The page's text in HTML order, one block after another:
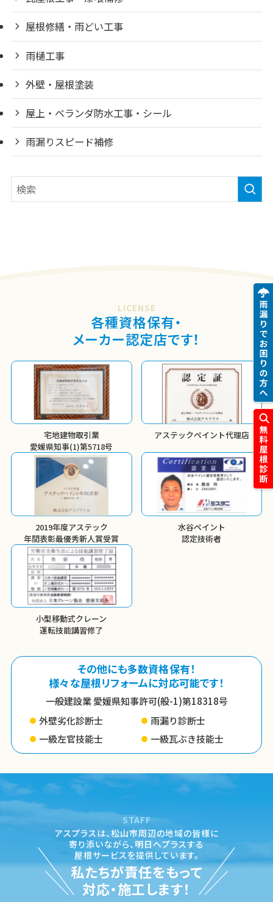
屋根修繕・雨どい工事
雨樋工事
外壁・屋根塗装
屋上・ベランダ防水工事・シール
雨漏りスピード補修
LICENSE
各種資格保有・
メーカー認定店です！
宅地建物取引業
愛媛県知事(1)第5718号
アステックペイント代理店
2019年度アステック
年間表彰最優秀新人賞受賞
水谷ペイント
認定技術者
小型移動式クレーン
運転技能講習修了
その他にも多数資格保有！
様々な屋根リフォームに対応可能です！
一般建設業 愛媛県知事許可(般-1)第18318号
外壁劣化診断士
雨漏り診断士
一級左官技能士
一級瓦ぶき技能士
STAFF
アスプラスは、松山市周辺の地域の皆様に
寄り添いながら、 明日へプラスする
屋根サービスを提供しています。
私たちが責任をもって
対応・施工します！